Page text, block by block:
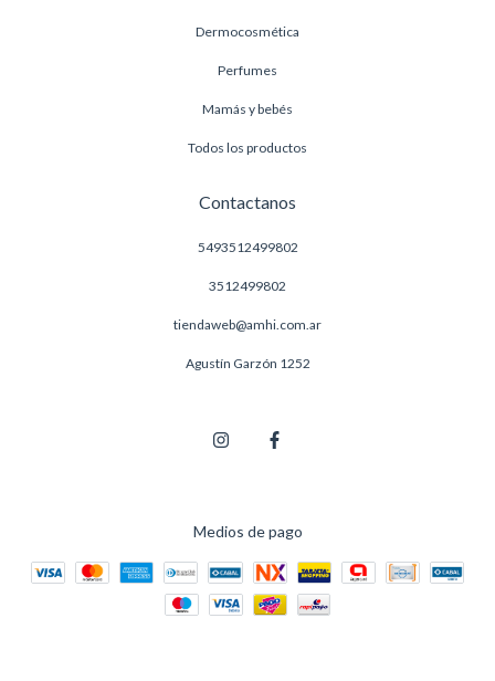
Dermocosmética
Perfumes
Mamás y bebés
Todos los productos
Contactanos
5493512499802
3512499802
tiendaweb@amhi.com.ar
Agustín Garzón 1252
Medios de pago